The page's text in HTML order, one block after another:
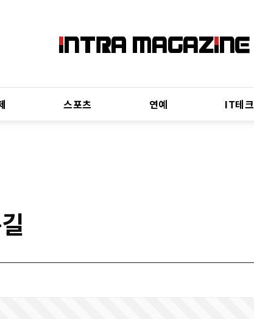
스포츠 연예 IT테크